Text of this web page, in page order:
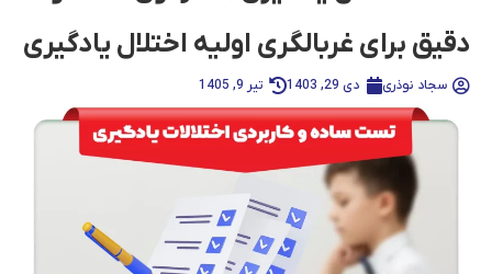
دقیق برای غربالگری اولیه اختلال یادگیری
سجاد نوذری دی 29, 1403 تیر 9, 1405